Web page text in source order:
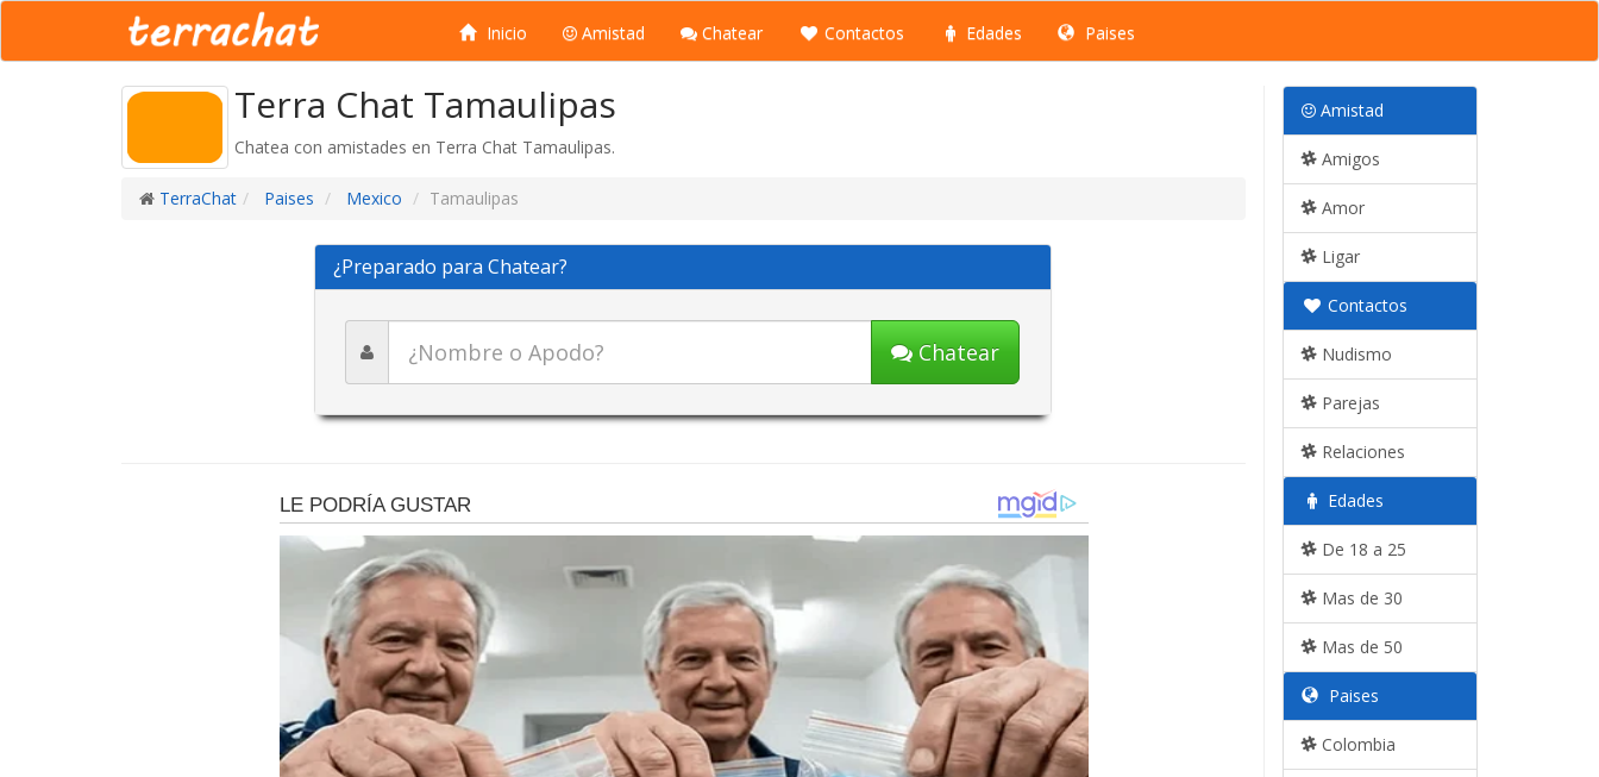
Inicio Amistad Chatear Contactos Edades Paises
Terra Chat Tamaulipas
Chatea con amistades en Terra Chat Tamaulipas.
TerraChat Paises Mexico Tamaulipas
¿Preparado para Chatear?
Chatear
Amistad
Amigos
Amor
Ligar
Contactos
Nudismo
Parejas
Relaciones
Edades
De 18 a 25
Mas de 30
Mas de 50
Paises
Colombia